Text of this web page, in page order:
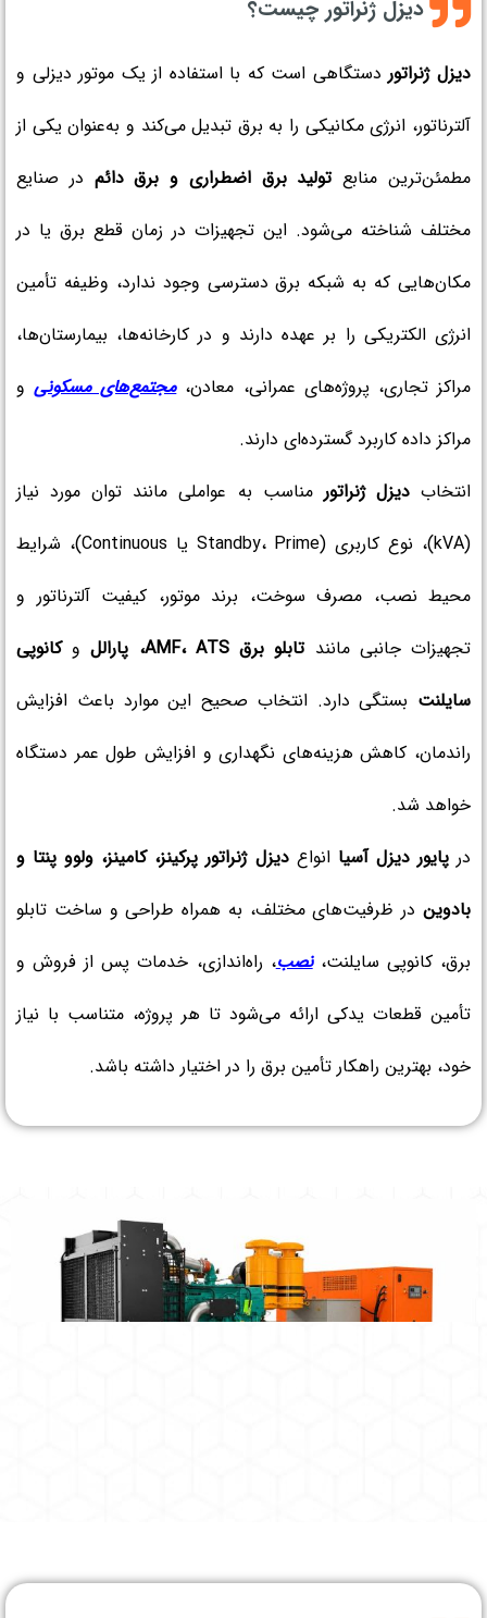
دیزل ژنراتور چیست؟
دیزل ژنراتوردستگاهی است که با استفاده از یک موتور دیزلی و
آلترناتور، انرژی مکانیکی را به برق تبدیل می‌کند و به‌عنوان یکی از
مطمئن‌ترین منابعتولید برق اضطراری و برق دائم در صنایع
مختلف شناخته می‌شود. این تجهیزات در زمان قطع برق یا در
مکان‌هایی که به شبکه برق دسترسی وجود ندارد، وظیفه تأمین
انرژی الکتریکی را بر عهده دارند و در کارخانه‌ها، بیمارستان‌ها،
مراکز تجاری، پروژه‌های عمرانی، معادن،مجتمع‌های مسکونیو
مراکز داده کاربرد گسترده‌ای دارند.
انتخابدیزل ژنراتورمناسب به عواملی مانند توان مورد نیاز
(kVA)، نوع کاربری (Standby، Prime یا Continuous)، شرایط
محیط نصب، مصرف سوخت، برند موتور، کیفیت آلترناتور و
تجهیزات جانبی مانندتابلو برق AMF، ATS، پارالل وکانوپی
سایلنت بستگی دارد. انتخاب صحیح این موارد باعث افزایش
راندمان، کاهش هزینه‌های نگهداری و افزایش طول عمر دستگاه
خواهد شد.
درپایور دیزل آسیا انواعدیزل ژنراتور پرکینز، کامینز، ولوو پنتا و
بادوین در ظرفیت‌های مختلف، به همراه طراحی و ساخت تابلو
برق، کانوپی سایلنت،نصب، راه‌اندازی، خدمات پس از فروش و
تأمین قطعات یدکی ارائه می‌شود تا هر پروژه، متناسب با نیاز
خود، بهترین راهکار تأمین برق را در اختیار داشته باشد.